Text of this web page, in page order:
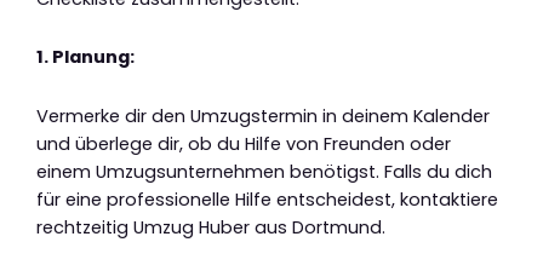
1. Planung:
Vermerke dir den Umzugstermin in deinem Kalender
und überlege dir, ob du Hilfe von Freunden oder
einem Umzugsunternehmen benötigst. Falls du dich
für eine professionelle Hilfe entscheidest, kontaktiere
rechtzeitig Umzug Huber aus Dortmund.